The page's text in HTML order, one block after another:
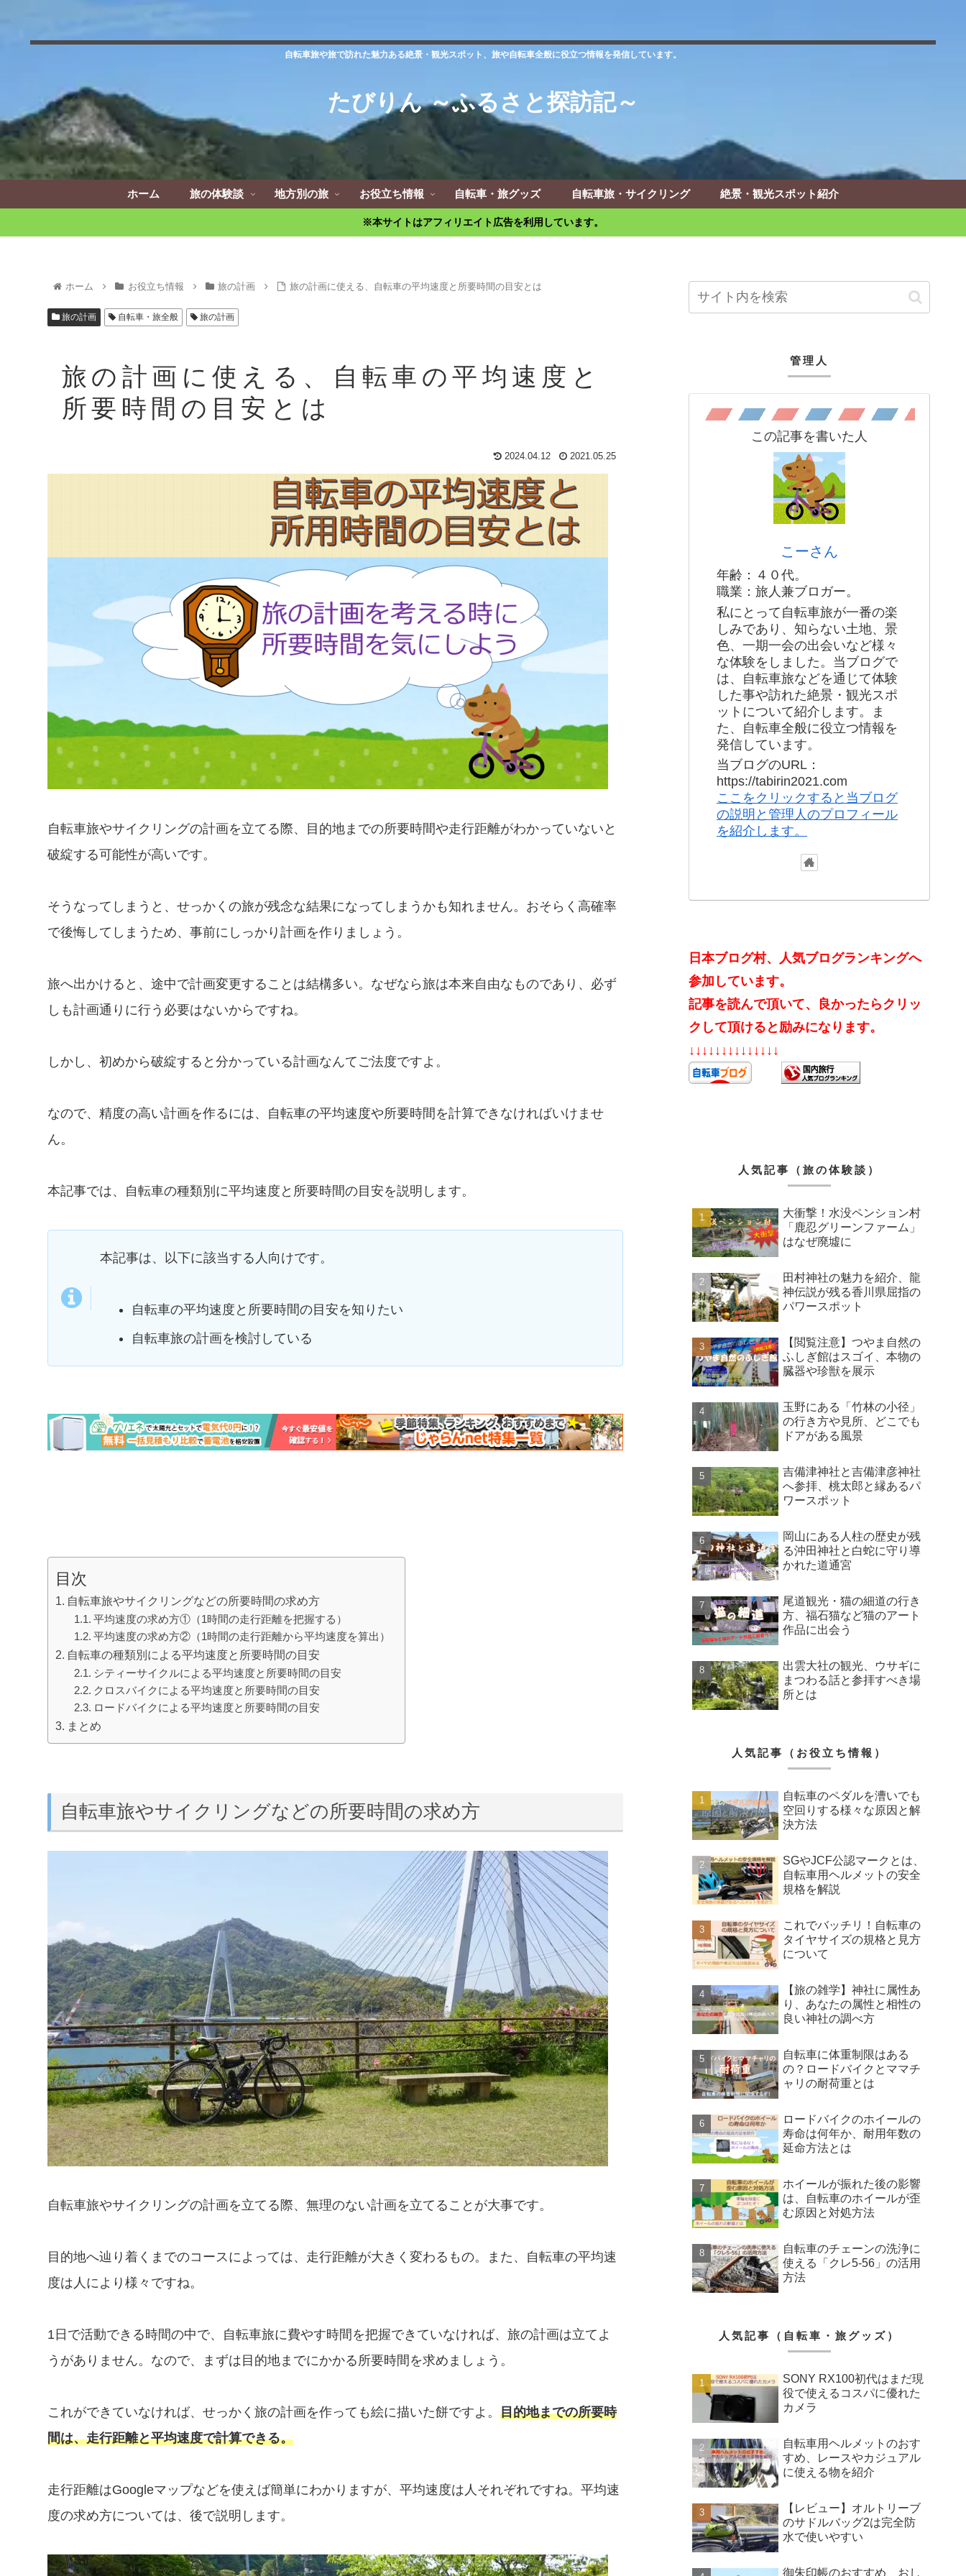
自転車旅や旅で訪れた魅力ある絶景・観光スポット、旅や自転車全般に役立つ情報を発信しています。
たびりん ～ふるさと探訪記～
ホーム 旅の体験談 地方別の旅 お役立ち情報 自転車・旅グッズ 自転車旅・サイクリング 絶景・観光スポット紹介
※本サイトはアフィリエイト広告を利用しています。
ホーム お役立ち情報 旅の計画 旅の計画に使える、自転車の平均速度と所要時間の目安とは
旅の計画 自転車・旅全般 旅の計画
旅の計画に使える、自転車の平均速度と
所要時間の目安とは
2024.04.12 2021.05.25
自転車旅やサイクリングの計画を立てる際、目的地までの所要時間や走行距離がわかっていないと
破綻する可能性が高いです。
そうなってしまうと、せっかくの旅が残念な結果になってしまうかも知れません。おそらく高確率
で後悔してしまうため、事前にしっかり計画を作りましょう。
旅へ出かけると、途中で計画変更することは結構多い。なぜなら旅は本来自由なものであり、必ず
しも計画通りに行う必要はないからですね。
しかし、初めから破綻すると分かっている計画なんてご法度ですよ。
なので、精度の高い計画を作るには、自転車の平均速度や所要時間を計算できなければいけませ
ん。
本記事では、自転車の種類別に平均速度と所要時間の目安を説明します。
本記事は、以下に該当する人向けです。
自転車の平均速度と所要時間の目安を知りたい
自転車旅の計画を検討している
目次
自転車旅やサイクリングなどの所要時間の求め方
平均速度の求め方①（1時間の走行距離を把握する）
平均速度の求め方②（1時間の走行距離から平均速度を算出）
自転車の種類別による平均速度と所要時間の目安
シティーサイクルによる平均速度と所要時間の目安
クロスバイクによる平均速度と所要時間の目安
ロードバイクによる平均速度と所要時間の目安
まとめ
自転車旅やサイクリングなどの所要時間の求め方
自転車旅やサイクリングの計画を立てる際、無理のない計画を立てることが大事です。
目的地へ辿り着くまでのコースによっては、走行距離が大きく変わるもの。また、自転車の平均速
度は人により様々ですね。
1日で活動できる時間の中で、自転車旅に費やす時間を把握できていなければ、旅の計画は立てよ
うがありません。なので、まずは目的地までにかかる所要時間を求めましょう。
これができていなければ、せっかく旅の計画を作っても絵に描いた餅ですよ。 目的地までの所要時
間は、走行距離と平均速度で計算できる。
走行距離はGoogleマップなどを使えば簡単にわかりますが、平均速度は人それぞれですね。平均速
度の求め方については、後で説明します。
管理人
この記事を書いた人
こーさん
年齢：４０代。
職業：旅人兼ブロガー。
私にとって自転車旅が一番の楽
しみであり、知らない土地、景
色、一期一会の出会いなど様々
な体験をしました。当ブログで
は、自転車旅などを通じて体験
した事や訪れた絶景・観光スポ
ットについて紹介します。ま
た、自転車全般に役立つ情報を
発信しています。
当ブログのURL：
https://tabirin2021.com
ここをクリックすると当ブログ
の説明と管理人のプロフィール
を紹介します。
日本ブログ村、人気ブログランキングへ
参加しています。
記事を読んで頂いて、良かったらクリッ
クして頂けると励みになります。
↓↓↓↓↓↓↓↓↓↓↓↓↓↓
人気記事（旅の体験談）
大衝撃！水没ペンション村
「鹿忍グリーンファーム」
はなぜ廃墟に
田村神社の魅力を紹介、龍
神伝説が残る香川県屈指の
パワースポット
【閲覧注意】つやま自然の
ふしぎ館はスゴイ、本物の
臓器や珍獣を展示
玉野にある「竹林の小径」
の行き方や見所、どこでも
ドアがある風景
吉備津神社と吉備津彦神社
へ参拝、桃太郎と縁あるパ
ワースポット
岡山にある人柱の歴史が残
る沖田神社と白蛇に守り導
かれた道通宮
尾道観光・猫の細道の行き
方、福石猫など猫のアート
作品に出会う
出雲大社の観光、ウサギに
まつわる話と参拝すべき場
所とは
人気記事（お役立ち情報）
自転車のペダルを漕いでも
空回りする様々な原因と解
決方法
SGやJCF公認マークとは、
自転車用ヘルメットの安全
規格を解説
これでバッチリ！自転車の
タイヤサイズの規格と見方
について
【旅の雑学】神社に属性あ
り、あなたの属性と相性の
良い神社の調べ方
自転車に体重制限はある
の？ロードバイクとママチ
ャリの耐荷重とは
ロードバイクのホイールの
寿命は何年か、耐用年数の
延命方法とは
ホイールが振れた後の影響
は、自転車のホイールが歪
む原因と対処方法
自転車のチェーンの洗浄に
使える「クレ5-56」の活用
方法
人気記事（自転車・旅グッズ）
SONY RX100初代はまだ現
役で使えるコスパに優れた
カメラ
自転車用ヘルメットのおす
すめ、レースやカジュアル
に使える物を紹介
【レビュー】オルトリーブ
のサドルバッグ2は完全防
水で使いやすい
御朱印帳のおすすめ、おし